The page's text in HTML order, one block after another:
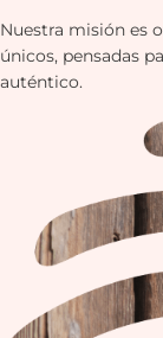
Nuestra misión es
únicos, pensadas
auténtico.